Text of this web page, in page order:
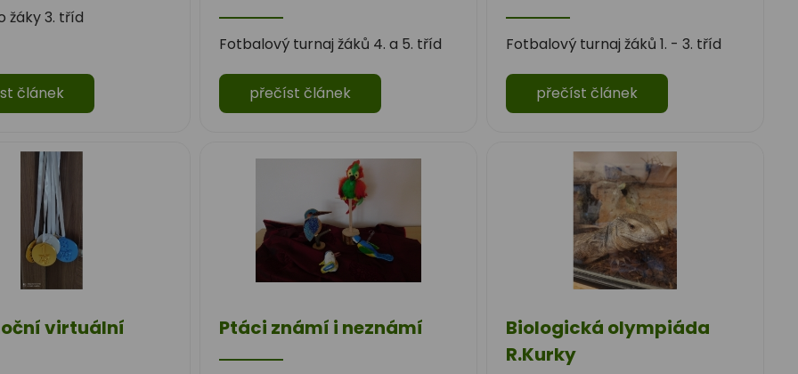
žáky 3. tříd
článek
Fotbalový turnaj žáků 4. a 5. tříd
přečíst článek
Fotbalový turnaj žáků 1. - 3. tříd
přečíst článek
virtuální
Ptáci známí i neznámí
Biologická olympiáda
R.Kurky